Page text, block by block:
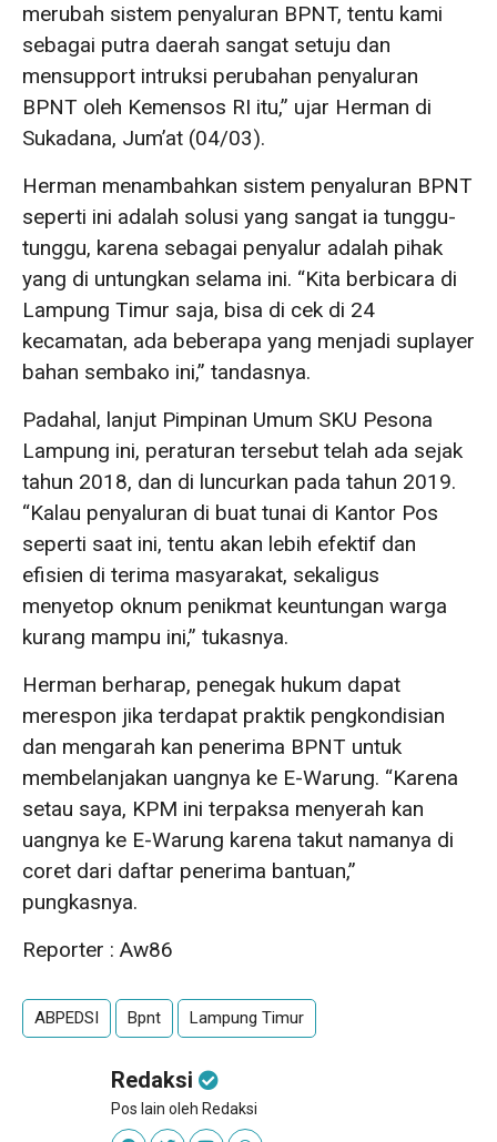
merubah sistem penyaluran BPNT, tentu kami
sebagai putra daerah sangat setuju dan
mensupport intruksi perubahan penyaluran
BPNT oleh Kemensos RI itu,” ujar Herman di
Sukadana, Jum’at (04/03).
Herman menambahkan sistem penyaluran BPNT
seperti ini adalah solusi yang sangat ia tunggu-
tunggu, karena sebagai penyalur adalah pihak
yang di untungkan selama ini. “Kita berbicara di
Lampung Timur saja, bisa di cek di 24
kecamatan, ada beberapa yang menjadi suplayer
bahan sembako ini,” tandasnya.
Padahal, lanjut Pimpinan Umum SKU Pesona
Lampung ini, peraturan tersebut telah ada sejak
tahun 2018, dan di luncurkan pada tahun 2019.
“Kalau penyaluran di buat tunai di Kantor Pos
seperti saat ini, tentu akan lebih efektif dan
efisien di terima masyarakat, sekaligus
menyetop oknum penikmat keuntungan warga
kurang mampu ini,” tukasnya.
Herman berharap, penegak hukum dapat
merespon jika terdapat praktik pengkondisian
dan mengarah kan penerima BPNT untuk
membelanjakan uangnya ke E-Warung. “Karena
setau saya, KPM ini terpaksa menyerah kan
uangnya ke E-Warung karena takut namanya di
coret dari daftar penerima bantuan,”
pungkasnya.
Reporter : Aw86
ABPEDSI Bpnt Lampung Timur
Redaksi
Pos lain oleh Redaksi